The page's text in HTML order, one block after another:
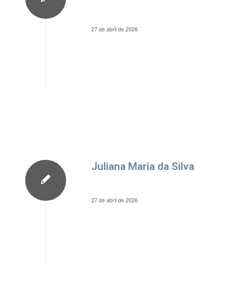
27 de abril de 2026
Juliana Maria da Silva
27 de abril de 2026